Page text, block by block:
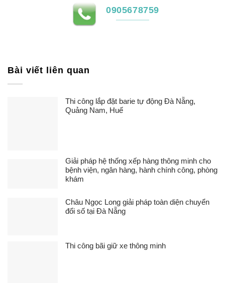
0905678759
Bài viết liên quan
Thi công lắp đặt barie tự động Đà Nẵng,
Quảng Nam, Huế
Giải pháp hệ thống xếp hàng thông minh cho
bệnh viện, ngân hàng, hành chính công, phòng
khám
Châu Ngọc Long giải pháp toàn diện chuyển
đổi số tại Đà Nẵng
Thi công bãi giữ xe thông minh